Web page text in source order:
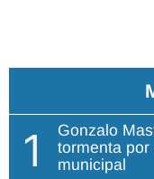
1
Gonzalo
tormenta
municipal